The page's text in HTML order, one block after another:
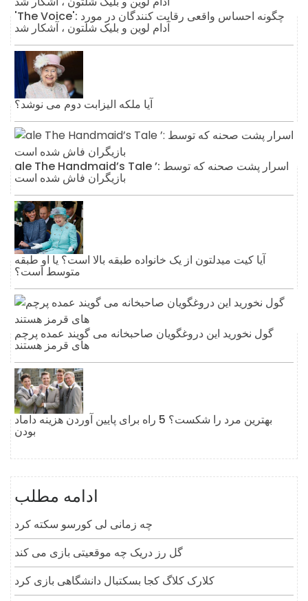
'The Voice': چگونه احساس واقعی رقابت کنندگان در مورد
آدام لوین و بلیک شلتون ، آشکار شد
آیا ملکه الیزابت دوم می نوشد؟
ale The Handmaid’s Tale ’: اسرار پشت صحنه که توسط
بازیگران فاش شده است
آیا کیت میدلتون از یک خانواده طبقه بالا است؟ یا او طبقه
متوسط ​​است؟
گول نخورید این دروغگویان صاحبخانه می گویند عمده پرچم
های قرمز هستند
بهترین مرد را شکست؟ 5 راه برای پایین آوردن هزینه داماد
بودن
ادامه مطلب
چه زمانی لی کورسو سکته کرد
گل رز دریک چه موقعیتی بازی می کند
کلارک کلاگ کجا بسکتبال دانشگاهی بازی کرد